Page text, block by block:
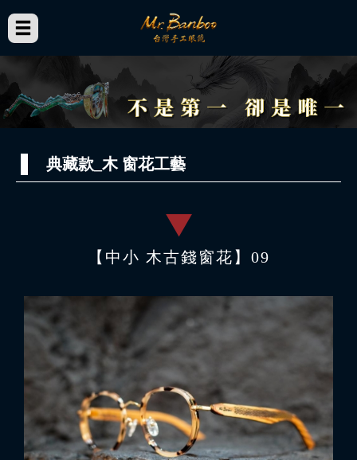
典藏款_木 窗花工藝
【中小 木古錢窗花】09